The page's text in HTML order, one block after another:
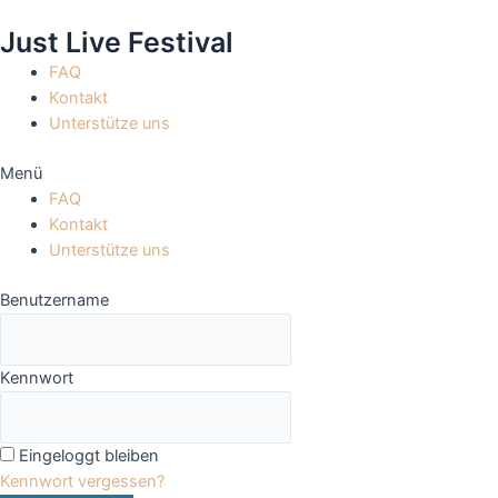
Inhalt
springen
Just Live Festival
FAQ
Kontakt
Unterstütze uns
Menü
FAQ
Kontakt
Unterstütze uns
Benutzername
Kennwort
Eingeloggt bleiben
Kennwort vergessen?